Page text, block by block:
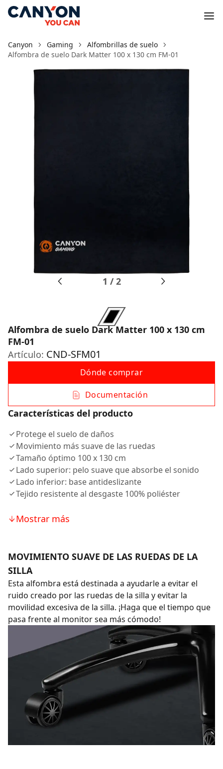
Canyon Gaming
Alfombrillas de suelo
Alfombra de suelo Dark Matter 100 x 130 cm FM-01
1 /2
Alfombra de suelo Dark Matter 100 x 130 cm
FM-01
Artículo: CND-SFM01
Dónde comprar
Documentación
Características del producto
Protege el suelo de daños
Movimiento más suave de las ruedas
Tamaño óptimo 100 x 130 cm
Lado superior: pelo suave que absorbe el sonido
Lado inferior: base antideslizante
Tejido resistente al desgaste 100% poliéster
Mostrar más
MOVIMIENTO SUAVE DE LAS RUEDAS DE LA
SILLA
Esta alfombra está destinada a ayudarle a evitar el
ruido creado por las ruedas de la silla y evitar la
movilidad excesiva de la silla. ¡Haga que el tiempo que
pasa frente al monitor sea más cómodo!